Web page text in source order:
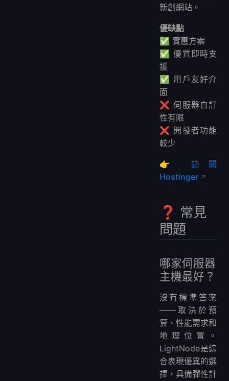
新創網站。
優缺點
✅ 實惠方案
✅ 優質即時支
援
✅ 用戶友好介
面
❌ 伺服器自訂
性有限
❌ 開發者功能
較少
👉 訪問
Hostinger
❓ 常見
問題
哪家伺服器
主機最好？
沒有標準答案
——取決於預
算、性能需求和
地理位置。
LightNode是綜
合表現優異的選
擇，具備彈性計